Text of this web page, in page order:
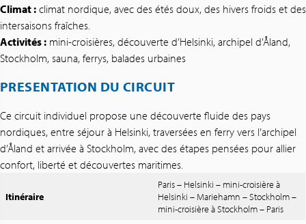
Climat : climat nordique, avec des étés doux, des hivers froids et des
intersaisons fraîches.
Activités : mini-croisières, découverte d’Helsinki, archipel d’Åland,
Stockholm, sauna, ferrys, balades urbaines
PRESENTATION DU CIRCUIT
Ce circuit individuel propose une découverte fluide des pays
nordiques, entre séjour à Helsinki, traversées en ferry vers l’archipel
d’Åland et arrivée à Stockholm, avec des étapes pensées pour allier
confort, liberté et découvertes maritimes.
Itinéraire
Paris – Helsinki – mini-croisière à
Helsinki – Mariehamn – Stockholm –
mini-croisière à Stockholm – Paris